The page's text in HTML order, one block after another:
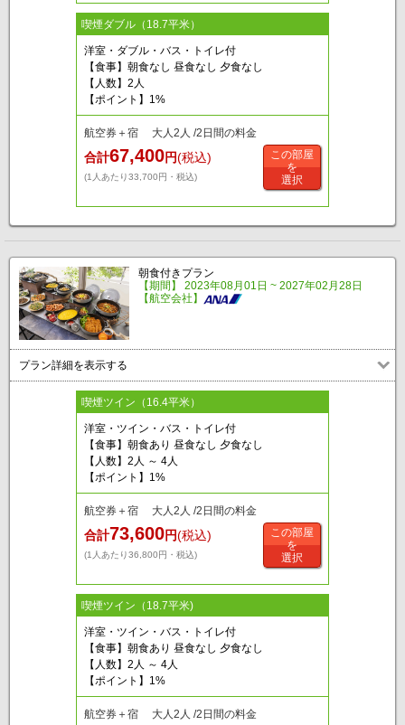
喫煙ダブル（18.7平米）
洋室・ダブル・バス・トイレ付
【食事】朝食なし 昼食なし 夕食なし
【人数】2人
【ポイント】1%
航空券＋宿 大人2人 /2日間の料金
合計67,400円(税込)
(1人あたり33,700円・税込)
この部屋
を
選択
朝食付きプラン
【期間】 2023年08月01日 ~ 2027年02月28日
【航空会社】
プラン詳細を表示する
喫煙ツイン（16.4平米）
洋室・ツイン・バス・トイレ付
【食事】朝食あり 昼食なし 夕食なし
【人数】2人 ～ 4人
【ポイント】1%
航空券＋宿 大人2人 /2日間の料金
合計73,600円(税込)
(1人あたり36,800円・税込)
この部屋
を
選択
喫煙ツイン（18.7平米)
洋室・ツイン・バス・トイレ付
【食事】朝食あり 昼食なし 夕食なし
【人数】2人 ～ 4人
【ポイント】1%
航空券＋宿 大人2人 /2日間の料金